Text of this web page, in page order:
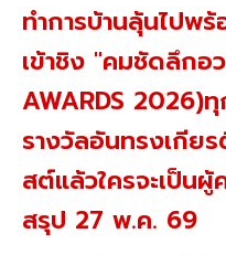
ทำการบ้านลุ้นไปพ
เข้าชิง "คมชัดลึกอ
AWARDS 2026)
รางวัลอันทรงเกี
สต์แล้วใครจะเป็น
สรุป 27 พ.ค. 69